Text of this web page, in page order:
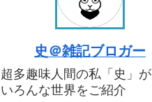
史＠雑記ブロガー
超多趣味人間の私「史」が
いろんな世界をご紹介